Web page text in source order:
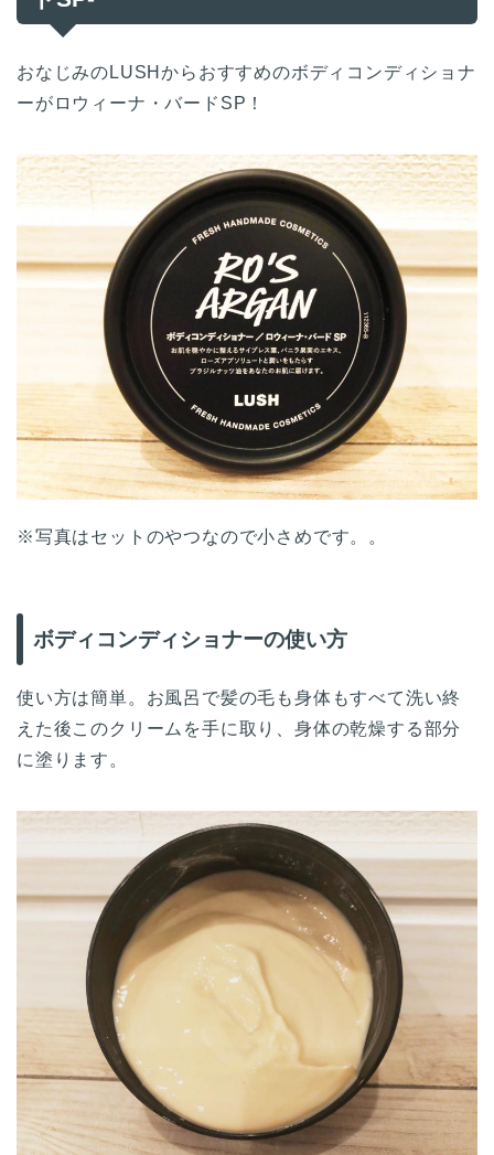
おなじみのLUSHからおすすめのボディコンディショナ
ーがロウィーナ・バードSP！
※写真はセットのやつなので小さめです。。
ボディコンディショナーの使い方
使い方は簡単。お風呂で髪の毛も身体もすべて洗い終
えた後このクリームを手に取り、身体の乾燥する部分
に塗ります。